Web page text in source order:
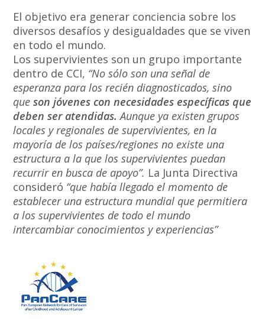
El objetivo era generar conciencia sobre los
diversos desafíos y desigualdades que se viven
en todo el mundo.
Los supervivientes son un grupo importante
dentro de CCI, “No sólo son una señal de
esperanza para los recién diagnosticados, sino
queson jóvenes con necesidades específicas que
deben ser atendidas. Aunque ya existen grupos
locales y regionales de supervivientes, en la
mayoría de los países/regiones no existe una
estructura a la que los supervivientes puedan
recurrir en busca de apoyo”. La Junta Directiva
consideró “que había llegado el momento de
establecer una estructura mundial que permitiera
a los supervivientes de todo el mundo
intercambiar conocimientos y experiencias”